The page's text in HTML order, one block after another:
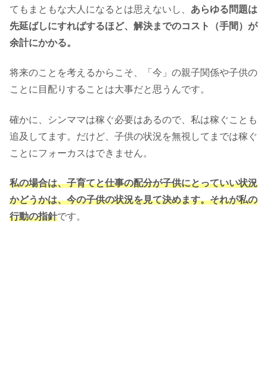
てもまともな大人になるとは思えないし、 あらゆる問題は
先延ばしにすればするほど、解決までのコスト（手間）が
余計にかかる。
将来のことを考えるからこそ、「今」の親子関係や子供の
ことに目配りすることは大事だと思うんです。
確かに、シンママは稼ぐ必要はあるので、私は稼ぐことも
追及してます。だけど、子供の状況を無視してまでは稼ぐ
ことにフォーカスはできません。
私の場合は、子育てと仕事の配分が子供にとっていい状況
かどうかは、今の子供の状況を見て決めます。それが私の
行動の指針です。